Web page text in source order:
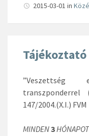
2015-03-01 in
147/2004.(X.I.)
MINDEN3